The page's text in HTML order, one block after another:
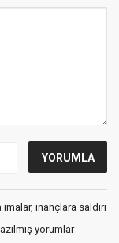
inançlara saldırı
yorumlar